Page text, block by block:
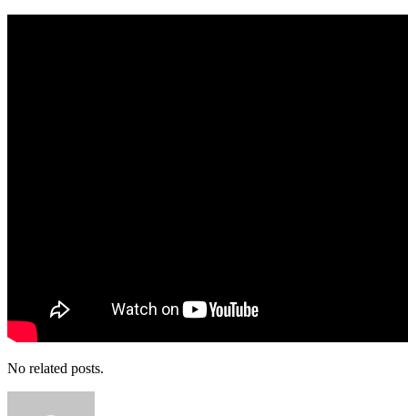
No related posts.